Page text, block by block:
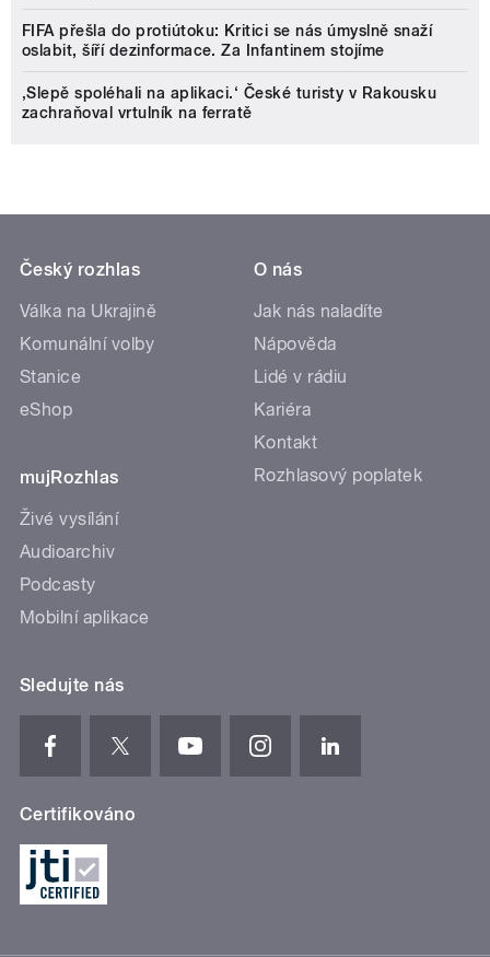
FIFA přešla do protiútoku: Kritici se nás úmyslně snaží
oslabit, šíří dezinformace. Za Infantinem stojíme
‚Slepě spoléhali na aplikaci.‘ České turisty v Rakousku
zachraňoval vrtulník na ferratě
Český rozhlas
Válka na Ukrajině
Komunální volby
Stanice
eShop
mujRozhlas
Živé vysílání
Audioarchiv
Podcasty
Mobilní aplikace
O nás
Jak nás naladíte
Nápověda
Lidé v rádiu
Kariéra
Kontakt
Rozhlasový poplatek
Sledujte nás
Certifikováno